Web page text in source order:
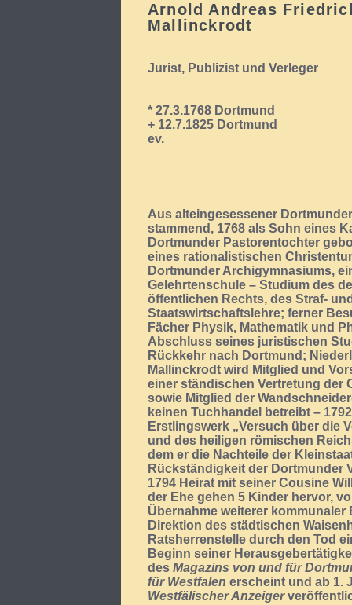
Arnold Andreas
Mallinckrodt
Jurist, Publizist und Verleger
* 27.3.1768 Dortmund
+ 12.7.1825 Dortmund
ev.
Aus alteingesessener
stammend, 1768 als Sohn eines
Dortmunder Pastorentochter
eines rationalistischen
Dortmunder Archigymnasiums,
Gelehrtenschule – Studium des
öffentlichen Rechts, des Straf-
Staatswirtschaftslehre; ferner
Fächer Physik, Mathematik und
Abschluss seines juristischen
Rückkehr nach Dortmund;
Mallinckrodt wird Mitglied und
einer ständischen Vertretung der
sowie Mitglied der
keinen Tuchhandel betreibt –
Erstlingswerk „Versuch über die
und des heiligen römischen
dem er die Nachteile der
Rückständigkeit der Dortmunder
1794 Heirat mit seiner Cousine
der Ehe gehen 5 Kinder hervor,
Übernahme weiterer kommunaler
Direktion des städtischen
Ratsherrenstelle durch den Tod
Beginn seiner
des Magazins von und für
für Westfalen erscheint und ab 1.
Westfälischer Anzeiger